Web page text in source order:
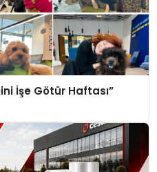
İşe Götür Haftası”